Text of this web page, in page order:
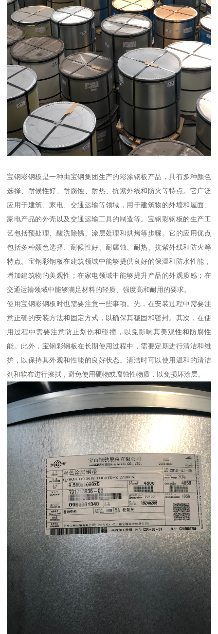
宝钢彩钢板是一种由宝钢集团生产的彩涂钢板产品，具有多种颜色
选择、耐候性好、耐腐蚀、耐热、抗紫外线和防火等特点。它广泛
应用于建筑、家电、交通运输等领域，用于建筑物的外墙和屋面、
家电产品的外壳以及交通运输工具的制造等。宝钢彩钢板的生产工
艺包括预处理、酸洗除锈、涂层处理和烘烤等步骤。它的应用优点
包括多种颜色选择、耐候性好、耐腐蚀、耐热、抗紫外线和防火等
特点。宝钢彩钢板在建筑领域中能够提供良好的保温和防水性能，
增加建筑物的美观性；在家电领域中能够提升产品的外观质感；在
交通运输领域中能够满足材料的轻质、强度高和耐用的要求。
使用宝钢彩钢板时也需要注意一些事项。先，在安装过程中需要注
意正确的安装方法和固定方式，以确保其稳固和密封。其次，在使
用过程中需要注意防止划伤和碰撞，以免影响其美观性和防腐性
能。此外，宝钢彩钢板在长期使用过程中，需要定期进行清洁和维
护，以保持其外观和性能的良好状态。清洁时可以使用温和的清洁
剂和软布进行擦拭，避免使用硬物或腐蚀性物质，以免损坏涂层。